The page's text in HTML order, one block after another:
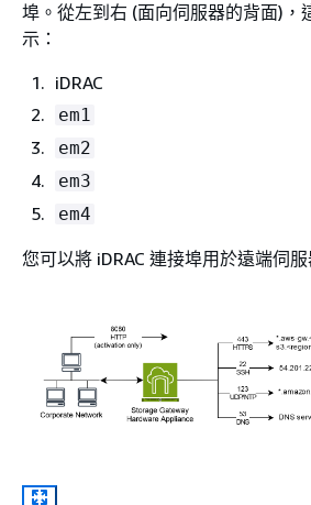
埠。從左到右 (面向伺服器的背面)，
示：
iDRAC
em1
em2
em3
em4
您可以將 iDRAC 連接埠用於遠端伺服